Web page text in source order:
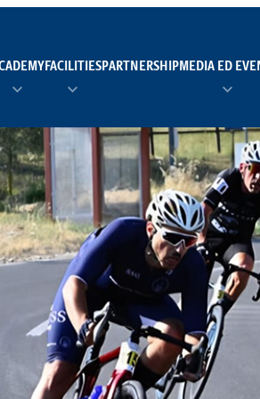
Calendario Roster
Calendario
Calendario
FACILITIES PARTNERSHIP MEDIA ED